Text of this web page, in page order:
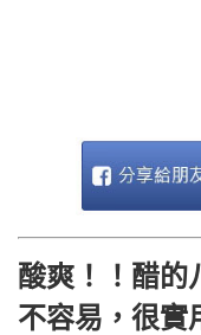
酸爽！！醋的
不容易，很實